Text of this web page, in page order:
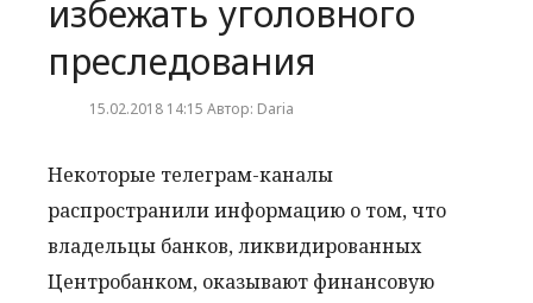
избежать уголовного
преследования
15.02.2018 14:15 Автор: Daria
Некоторые телеграм-каналы
распространили информацию о том, что
владельцы банков, ликвидированных
Центробанком, оказывают финансовую